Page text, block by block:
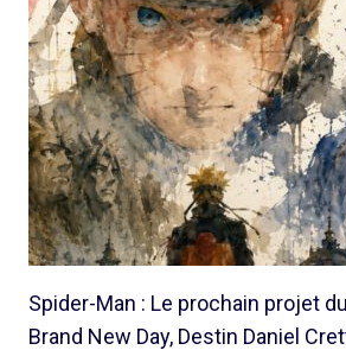
Spider-Man : Le prochain projet
Brand New Day, Destin Daniel